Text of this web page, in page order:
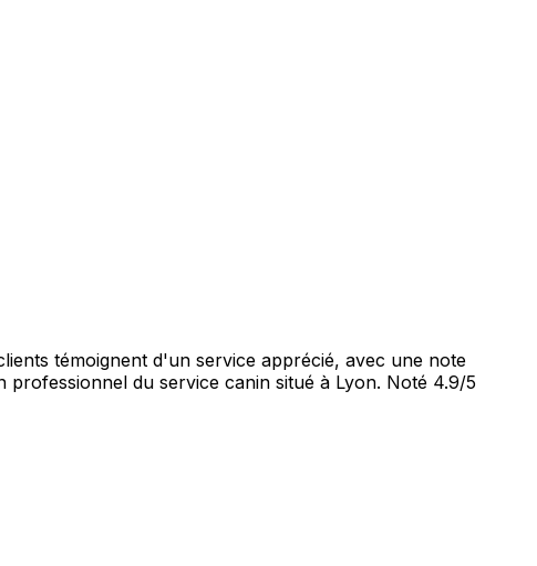
témoignent d'un service apprécié, avec une note
du service canin situé à Lyon. Noté 4.9/5